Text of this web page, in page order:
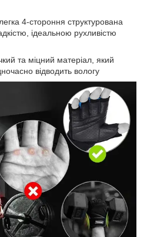
4-стороння структурована
ідеальною рухливістю
та міцний матеріал, який
відводить вологу